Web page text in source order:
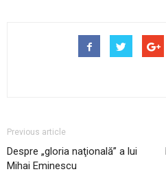
Previous article
Despre „gloria naţională” a lui
Mihai Eminescu